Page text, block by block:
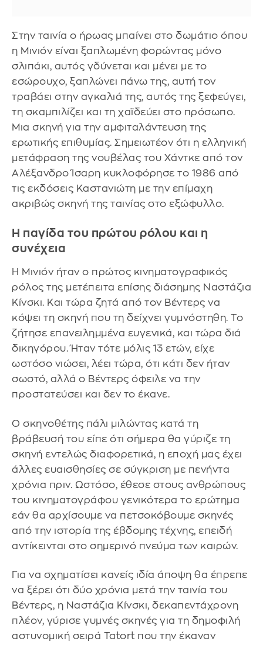
Στην ταινία ο ήρωας μπαίνει στο δωμάτιο όπου
η Μινιόν είναι ξαπλωμένη φορώντας μόνο
σλιπάκι, αυτός γδύνεται και μένει με το
εσώρουχο, ξαπλώνει πάνω της, αυτή τον
τραβάει στην αγκαλιά της, αυτός της ξεφεύγει,
τη σκαμπιλίζει και τη χαϊδεύει στο πρόσωπο.
Μια σκηνή για την αμφιταλάντευση της
ερωτικής επιθυμίας. Σημειωτέον ότι η ελληνική
μετάφραση της νουβέλας του Χάντκε από τον
Αλέξανδρο Ίσαρη κυκλοφόρησε το 1986 από
τις εκδόσεις Καστανιώτη με την επίμαχη
ακριβώς σκηνή της ταινίας στο εξώφυλλο.
Η παγίδα του πρώτου ρόλου και η
συνέχεια
Η Μινιόν ήταν ο πρώτος κινηματογραφικός
ρόλος της μετέπειτα επίσης διάσημης Ναστάζια
Κίνσκι. Και τώρα ζητά από τον Βέντερς να
κόψει τη σκηνή που τη δείχνει γυμνόστηθη. Το
ζήτησε επανειλημμένα ευγενικά, και τώρα διά
δικηγόρου. Ήταν τότε μόλις 13 ετών, είχε
ωστόσο νιώσει, λέει τώρα, ότι κάτι δεν ήταν
σωστό, αλλά ο Βέντερς όφειλε να την
προστατεύσει και δεν το έκανε.
Ο σκηνοθέτης πάλι μιλώντας κατά τη
βράβευσή του είπε ότι σήμερα θα γύριζε τη
σκηνή εντελώς διαφορετικά, η εποχή μας έχει
άλλες ευαισθησίες σε σύγκριση με πενήντα
χρόνια πριν. Ωστόσο, έθεσε στους ανθρώπους
του κινηματογράφου γενικότερα το ερώτημα
εάν θα αρχίσουμε να πετσοκόβουμε σκηνές
από την ιστορία της έβδομης τέχνης, επειδή
αντίκεινται στο σημερινό πνεύμα των καιρών.
Για να σχηματίσει κανείς ιδία άποψη θα έπρεπε
να ξέρει ότι δύο χρόνια μετά την ταινία του
Βέντερς, η Ναστάζια Κίνσκι, δεκαπεντάχρονη
πλέον, γύρισε γυμνές σκηνές για τη δημοφιλή
αστυνομική σειρά Tatort που την έκαναν